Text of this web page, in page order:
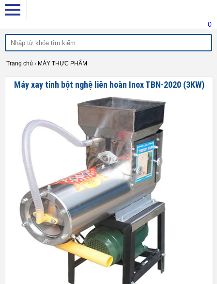
0
Trang chủ › MÁY THỰC PHẨM
Máy xay tinh bột nghệ liên hoàn Inox TBN-2020 (3KW)